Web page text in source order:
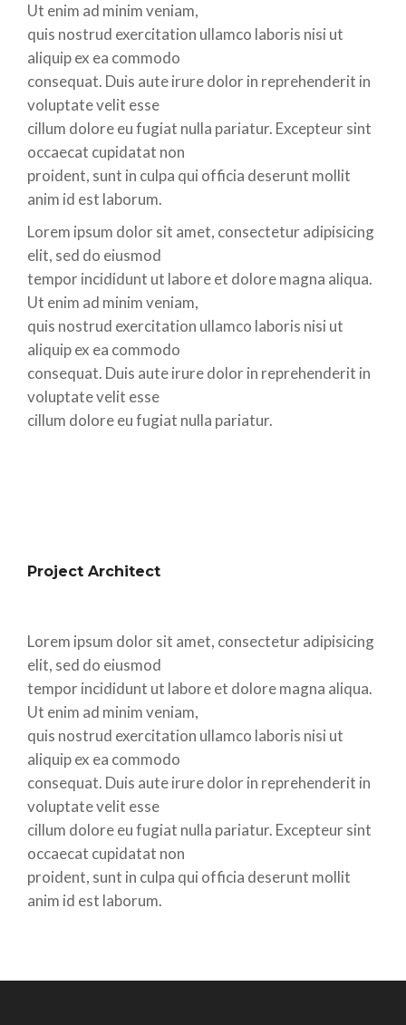
Ut enim ad minim veniam,
quis nostrud exercitation ullamco laboris nisi ut
aliquip ex ea commodo
consequat. Duis aute irure dolor in reprehenderit in
voluptate velit esse
cillum dolore eu fugiat nulla pariatur. Excepteur sint
occaecat cupidatat non
proident, sunt in culpa qui officia deserunt mollit
anim id est laborum.
Lorem ipsum dolor sit amet, consectetur adipisicing
elit, sed do eiusmod
tempor incididunt ut labore et dolore magna aliqua.
Ut enim ad minim veniam,
quis nostrud exercitation ullamco laboris nisi ut
aliquip ex ea commodo
consequat. Duis aute irure dolor in reprehenderit in
voluptate velit esse
cillum dolore eu fugiat nulla pariatur.
Project Architect
Lorem ipsum dolor sit amet, consectetur adipisicing
elit, sed do eiusmod
tempor incididunt ut labore et dolore magna aliqua.
Ut enim ad minim veniam,
quis nostrud exercitation ullamco laboris nisi ut
aliquip ex ea commodo
consequat. Duis aute irure dolor in reprehenderit in
voluptate velit esse
cillum dolore eu fugiat nulla pariatur. Excepteur sint
occaecat cupidatat non
proident, sunt in culpa qui officia deserunt mollit
anim id est laborum.